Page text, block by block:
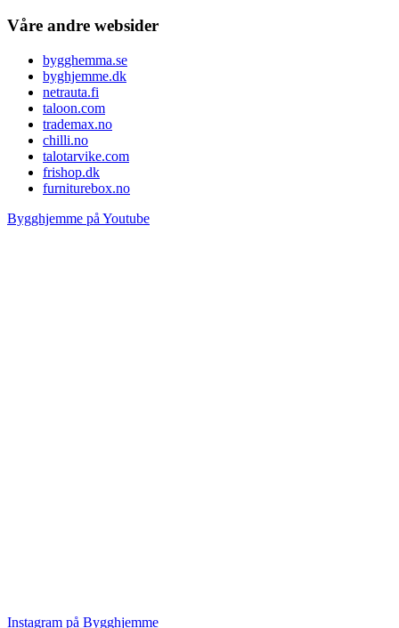
Våre andre websider
bygghemma.se
byghjemme.dk
netrauta.fi
taloon.com
trademax.no
chilli.no
talotarvike.com
frishop.dk
furniturebox.no
Bygghjemme på Youtube
Instagram på Bygghjemme